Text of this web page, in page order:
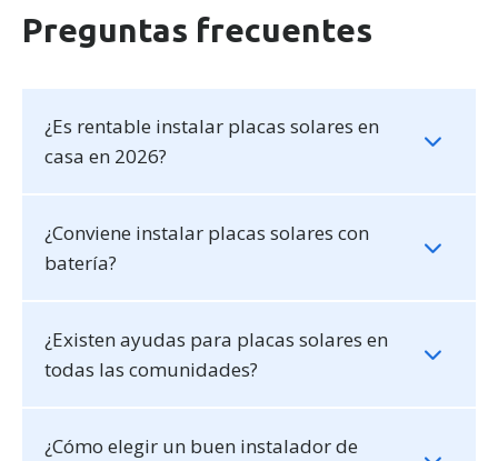
Preguntas frecuentes
¿Es rentable instalar placas solares en
casa en 2026?
¿Conviene instalar placas solares con
batería?
¿Existen ayudas para placas solares en
todas las comunidades?
¿Cómo elegir un buen instalador de